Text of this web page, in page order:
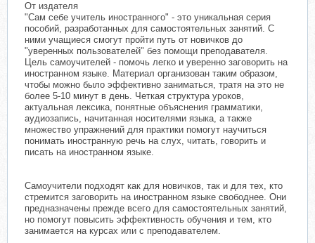
От издателя
"Сам себе учитель иностранного" - это уникальная серия
пособий, разработанных для самостоятельных занятий. С
ними учащиеся смогут пройти путь от новичков до
"уверенных пользователей" без помощи преподавателя.
Цель самоучителей - помочь легко и уверенно заговорить на
иностранном языке. Материал организован таким образом,
чтобы можно было эффективно заниматься, тратя на это не
более 5-10 минут в день. Четкая структура уроков,
актуальная лексика, понятные объяснения грамматики,
аудиозапись, начитанная носителями языка, а также
множество упражнений для практики помогут научиться
понимать иностранную речь на слух, читать, говорить и
писать на иностранном языке.
Самоучители подходят как для новичков, так и для тех, кто
стремится заговорить на иностранном языке свободнее. Они
предназначены прежде всего для самостоятельных занятий,
но помогут повысить эффективность обучения и тем, кто
занимается на курсах или с преподавателем.